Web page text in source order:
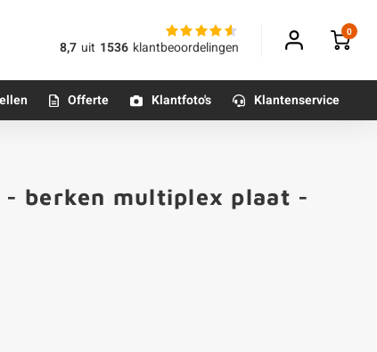
8,7 uit 1536 klantbeoordelingen
0
Betonmortels
Offerte Klantfoto's Klantenservice
berken multiplex plaat -